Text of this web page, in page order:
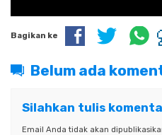
Bagikan ke
Belum ada
Silahkan tulis
Email Anda tidak akan